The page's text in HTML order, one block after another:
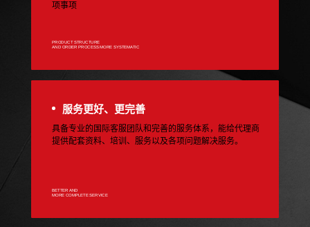
项事项
PRODUCT STRUCTURE
AND ORDER PROCESS MORE SYSTEMATIC
服务更好、更完善
具备专业的国际客服团队和完善的服务体系，能给代理商
提供配套资料、培训、服务以及各项问题解决服务。
BETTER AND
MORE COMPLETE SERVICE